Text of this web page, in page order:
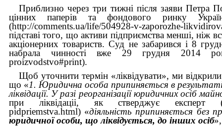
Приблизно через три тижні після заяви Петра
цінних паперів та фондового ринку
(http://comments.ua/life/504928-v-zaporozhe-
підставі того, що активи підприємства менші, ніж
акціонерних товариств. Суд не забарився і 8
набрала чинності вже 29 грудня 2014 року
proizvodstvo#print).
Щоб уточнити термін «ліквідувати», ми
що «1. Юридична особа припиняється в
ліквідації. У разі реорганізації юридичних осіб
при ліквідаціі, як стверджує експерт
pidpriemstva.html) «діяльність припиняється без
юридичної особи, що ліквідується, до інших осіб